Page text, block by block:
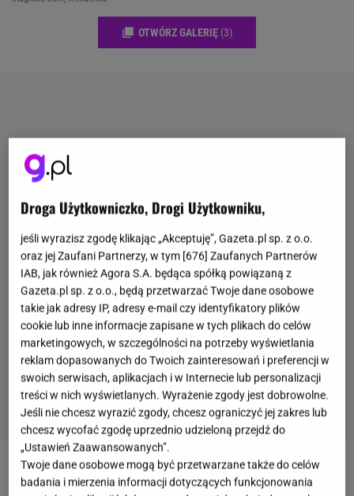
OTWÓRZ GALERIĘ (3)
Podróżeśladami ekranowychhistoriiprzestały być
Droga Użytkowniczko, Drogi Użytkowniku,
jeśli wyrazisz zgodę klikając „Akceptuję”, Gazeta.pl sp. z o.o.
oraz jej Zaufani Partnerzy, w tym [676] Zaufanych Partnerów
IAB, jak również Agora S.A. będąca spółką powiązaną z
Gazeta.pl sp. z o.o., będą przetwarzać Twoje dane osobowe
takie jak adresy IP, adresy e-mail czy identyfikatory plików
cookie lub inne informacje zapisane w tych plikach do celów
marketingowych, w szczególności na potrzeby wyświetlania
reklam dopasowanych do Twoich zainteresowań i preferencji w
swoich serwisach, aplikacjach i w Internecie lub personalizacji
treści w nich wyświetlanych. Wyrażenie zgody jest dobrowolne.
Jeśli nie chcesz wyrazić zgody, chcesz ograniczyć jej zakres lub
chcesz wycofać zgodę uprzednio udzieloną przejdź do
„Ustawień Zaawansowanych”.
Twoje dane osobowe mogą być przetwarzane także do celów
badania i mierzenia informacji dotyczących funkcjonowania